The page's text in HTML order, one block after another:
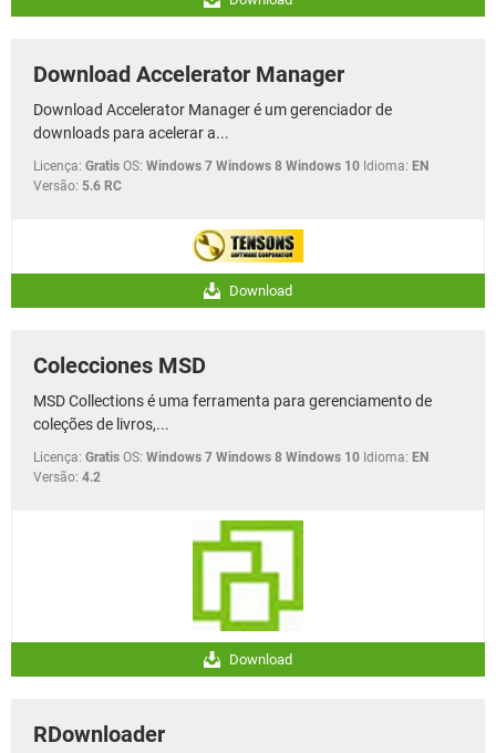
Download Accelerator Manager
Download Accelerator Manager é um gerenciador de
downloads para acelerar a...
Licença: Gratis OS: Windows 7 Windows 8 Windows 10 Idioma: EN
Versão: 5.6 RC
Download
Colecciones MSD
MSD Collections é uma ferramenta para gerenciamento de
coleções de livros,...
Licença: Gratis OS: Windows 7 Windows 8 Windows 10 Idioma: EN
Versão: 4.2
Download
RDownloader